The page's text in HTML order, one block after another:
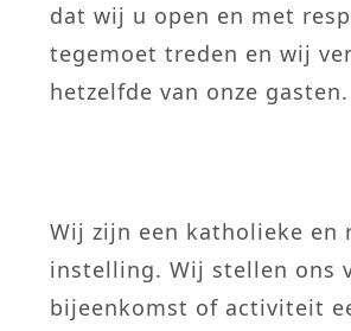
dat wij u open en met
tegemoet treden en wij
hetzelfde van onze gasten.
Wij zijn een katholieke en
instelling. Wij stellen ons
bijeenkomst of activiteit